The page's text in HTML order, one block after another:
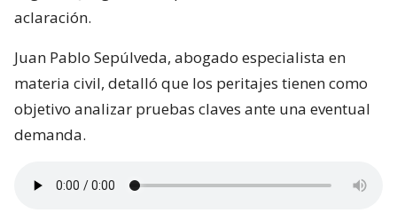
aclaración.
Juan Pablo Sepúlveda, abogado especialista en
materia civil, detalló que los peritajes tienen como
objetivo analizar pruebas claves ante una eventual
demanda.